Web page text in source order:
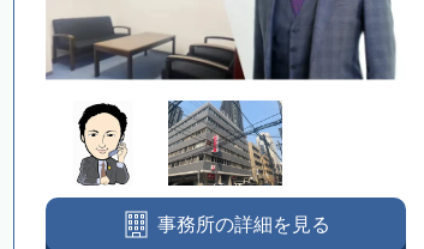
事務所の詳細を見る